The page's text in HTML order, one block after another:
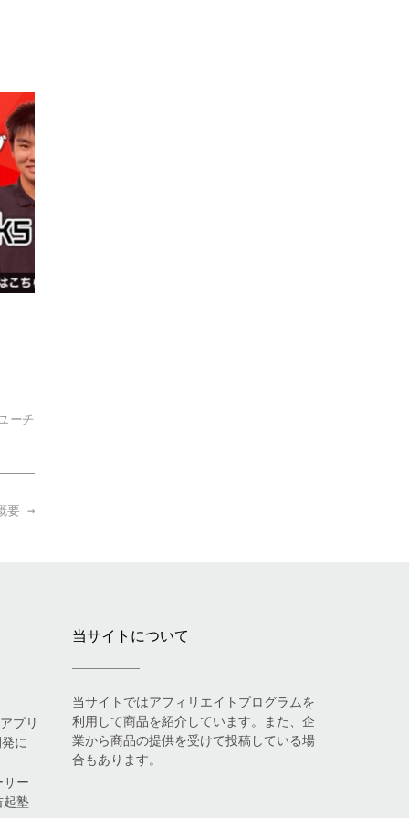
ーチ
要→
プリ
に
サー
起塾
当サイトについて
当サイトではアフィリエイトプログラムを
利用して商品を紹介しています。また、企
業から商品の提供を受けて投稿している場
合もあります。